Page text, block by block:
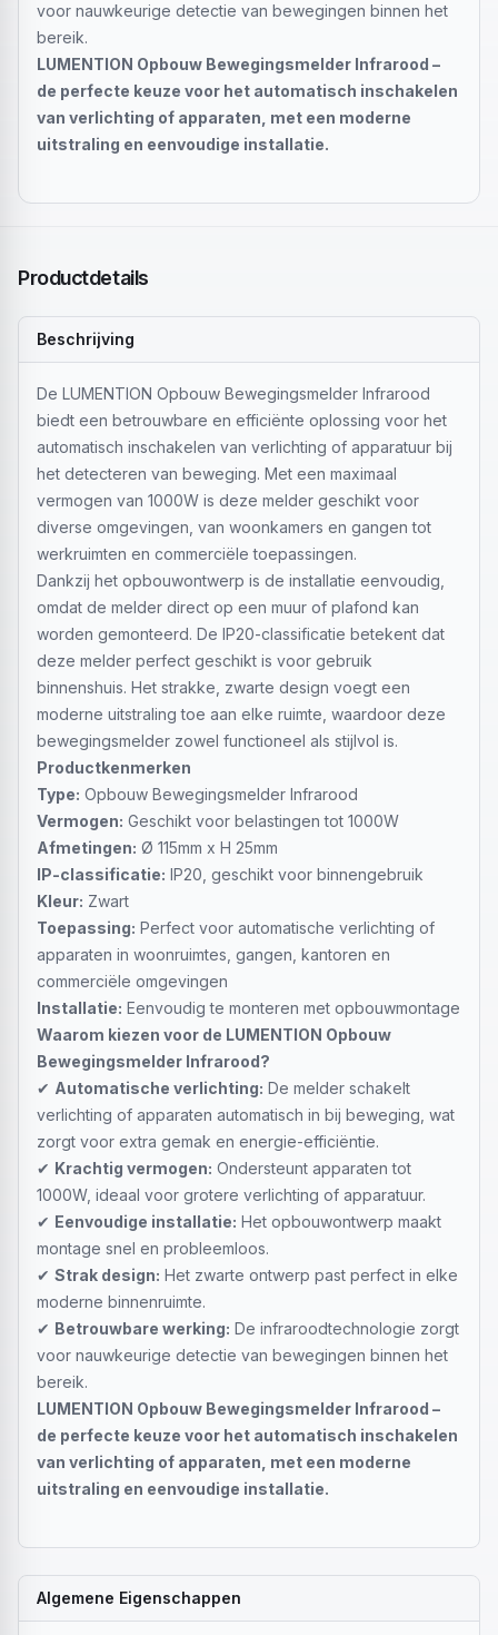
voor nauwkeurige detectie van bewegingen binnen het
bereik.
LUMENTION Opbouw Bewegingsmelder Infrarood –
de perfecte keuze voor het automatisch inschakelen
van verlichting of apparaten, met een moderne
uitstraling en eenvoudige installatie.
Productdetails
Beschrijving
De LUMENTION Opbouw Bewegingsmelder Infrarood
biedt een betrouwbare en efficiënte oplossing voor het
automatisch inschakelen van verlichting of apparatuur bij
het detecteren van beweging. Met een maximaal
vermogen van 1000W is deze melder geschikt voor
diverse omgevingen, van woonkamers en gangen tot
werkruimten en commerciële toepassingen.
Dankzij het opbouwontwerp is de installatie eenvoudig,
omdat de melder direct op een muur of plafond kan
worden gemonteerd. De IP20-classificatie betekent dat
deze melder perfect geschikt is voor gebruik
binnenshuis. Het strakke, zwarte design voegt een
moderne uitstraling toe aan elke ruimte, waardoor deze
bewegingsmelder zowel functioneel als stijlvol is.
Productkenmerken
Type: Opbouw Bewegingsmelder Infrarood
Vermogen: Geschikt voor belastingen tot 1000W
Afmetingen: Ø 115mm x H 25mm
IP-classificatie: IP20, geschikt voor binnengebruik
Kleur: Zwart
Toepassing: Perfect voor automatische verlichting of
apparaten in woonruimtes, gangen, kantoren en
commerciële omgevingen
Installatie: Eenvoudig te monteren met opbouwmontage
Waarom kiezen voor de LUMENTION Opbouw
Bewegingsmelder Infrarood?
✔ Automatische verlichting: De melder schakelt
verlichting of apparaten automatisch in bij beweging, wat
zorgt voor extra gemak en energie-efficiëntie.
✔ Krachtig vermogen: Ondersteunt apparaten tot
1000W, ideaal voor grotere verlichting of apparatuur.
✔ Eenvoudige installatie: Het opbouwontwerp maakt
montage snel en probleemloos.
✔ Strak design: Het zwarte ontwerp past perfect in elke
moderne binnenruimte.
✔ Betrouwbare werking: De infraroodtechnologie zorgt
voor nauwkeurige detectie van bewegingen binnen het
bereik.
LUMENTION Opbouw Bewegingsmelder Infrarood –
de perfecte keuze voor het automatisch inschakelen
van verlichting of apparaten, met een moderne
uitstraling en eenvoudige installatie.
Algemene Eigenschappen